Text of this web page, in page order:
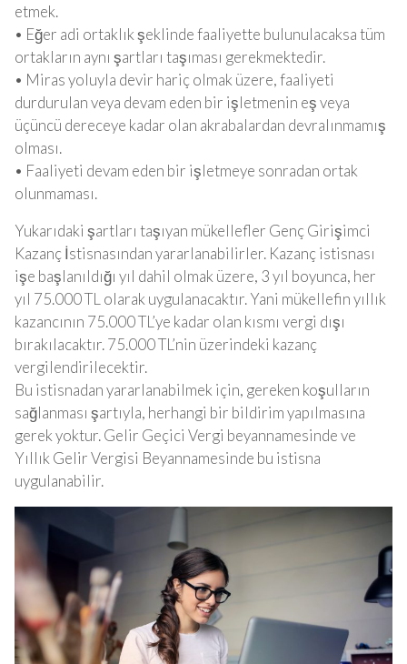
etmek.
• Eğer adi ortaklık şeklinde faaliyette bulunulacaksa tüm
ortakların aynı şartları taşıması gerekmektedir.
• Miras yoluyla devir hariç olmak üzere, faaliyeti
durdurulan veya devam eden bir işletmenin eş veya
üçüncü dereceye kadar olan akrabalardan devralınmamış
olması.
• Faaliyeti devam eden bir işletmeye sonradan ortak
olunmaması.
Yukarıdaki şartları taşıyan mükellefler Genç Girişimci
Kazanç İstisnasından yararlanabilirler. Kazanç istisnası
işe başlanıldığı yıl dahil olmak üzere, 3 yıl boyunca, her
yıl 75.000 TL olarak uygulanacaktır. Yani mükellefin yıllık
kazancının 75.000 TL’ye kadar olan kısmı vergi dışı
bırakılacaktır. 75.000 TL’nin üzerindeki kazanç
vergilendirilecektir.
Bu istisnadan yararlanabilmek için, gereken koşulların
sağlanması şartıyla, herhangi bir bildirim yapılmasına
gerek yoktur. Gelir Geçici Vergi beyannamesinde ve
Yıllık Gelir Vergisi Beyannamesinde bu istisna
uygulanabilir.